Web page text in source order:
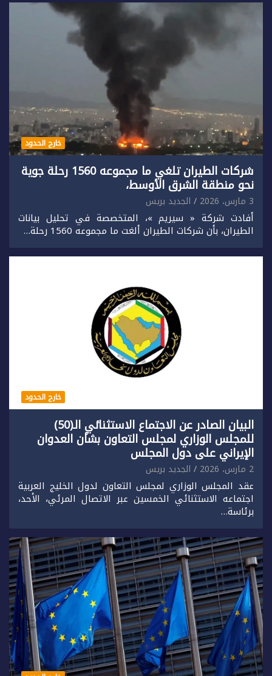
خارج الحدود
شركات الطيران تلغي ما مجموعه 1560 رحلة جوية
نحو منطقة الشرق الأوسط،
3 مارس، 2026 الجديد بريس
أفادت شركة « سيريم »، المتخصصة في تحليل بيانات
الطيران، بأن شركات الطيران ألغت ما مجموعه 1560 رحلة…
خارج الحدود
البيان الصادر عن الاجتماع الاستثنائي الـ(50)
للمجلس الوزاري لمجلس التعاون بشأن العدوان
الإيراني على دول المجلس
2 مارس، 2026 الجديد بريس
عقد المجلس الوزاري لمجلس التعاون لدول الخليج العربية
اجتماعه الاستثنائي الخمسين عبر الاتصال المرئي، الأحد،
برئاسة…